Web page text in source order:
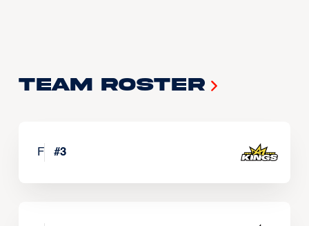
Team Roster
F #3